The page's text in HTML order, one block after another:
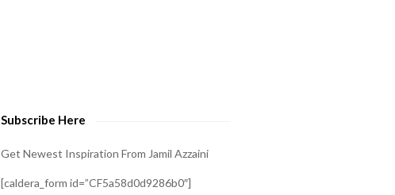
Subscribe Here
Get Newest Inspiration From Jamil Azzaini
[caldera_form id=”CF5a58d0d9286b0″]